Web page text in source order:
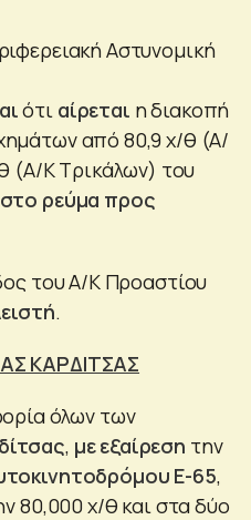
Αστυνομική
ότι αίρεται η διακοπή
από 80,9 χ/θ (Α/
(Α/Κ Τρικάλων) του
στο ρεύμα προς
του Α/Κ Προαστίου
.
ΚΑΡΔΙΤΣΑΣ
όλων των
, με εξαίρεση την
Ε-65,
80,000 χ/θ και στα δύο